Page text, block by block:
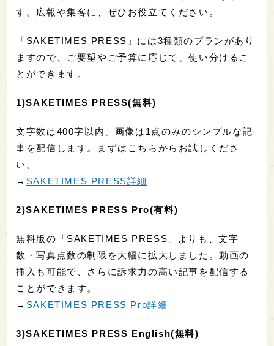
す。広報や集客に、ぜひお役立てください。
「SAKETIMES PRESS」には3種類のプランがあり
ますので、ご要望やご予算に応じて、使い分けるこ
とができます。
1)SAKETIMES PRESS(無料)
文字数は400字以内、画像は1点のみのシンプルな記
事を配信します。まずはこちらからお試しくださ
い。
→ SAKETIMES PRESS詳細
2)SAKETIMES PRESS Pro(有料)
無料版の「SAKETIMES PRESS」よりも、文字
数・写真点数の制限を大幅に拡大しました。動画の
挿入も可能で、さらに訴求力の高い記事を配信する
ことができます。
→ SAKETIMES PRESS Pro詳細
3)SAKETIMES PRESS English(無料)